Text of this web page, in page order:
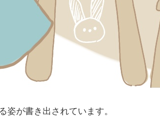
姿が書き出されています。